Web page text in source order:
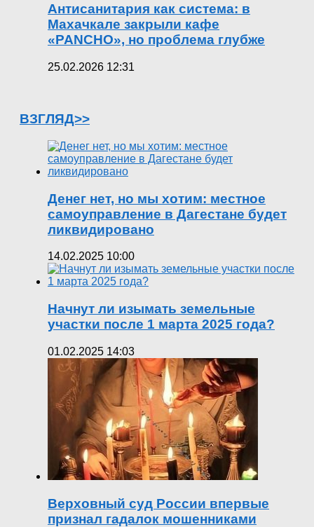
Антисанитария как система: в
Махачкале закрыли кафе
«PANCHO», но проблема глубже
25.02.2026 12:31
ВЗГЛЯД>>
Денег нет, но мы хотим: местное
самоуправление в Дагестане будет
ликвидировано
14.02.2025 10:00
Начнут ли изымать земельные
участки после 1 марта 2025 года?
01.02.2025 14:03
Верховный суд России впервые
признал гадалок мошенниками